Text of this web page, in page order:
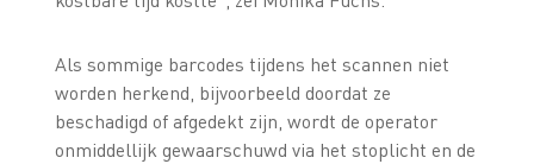
Als sommige barcodes tijdens het scannen niet
worden herkend, bijvoorbeeld doordat ze
beschadigd of afgedekt zijn, wordt de operator
onmiddellijk gewaarschuwd via het stoplicht en de